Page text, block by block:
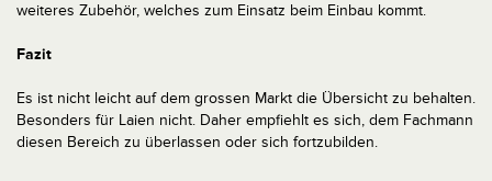
weiteres Zubehör, welches zum Einsatz beim Einbau kommt.
Fazit
Es ist nicht leicht auf dem grossen Markt die Übersicht zu behalten.
Besonders für Laien nicht. Daher empfiehlt es sich, dem Fachmann
diesen Bereich zu überlassen oder sich fortzubilden.